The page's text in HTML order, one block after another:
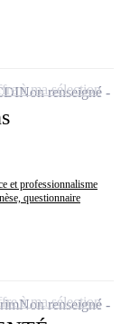
et professionnalisme
questionnaire
Non renseigné
à ma sélection
Non renseigné
à ma sélection